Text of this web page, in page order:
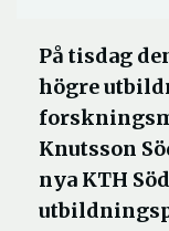
På tisdag
högre
Knutsson
nya KTH